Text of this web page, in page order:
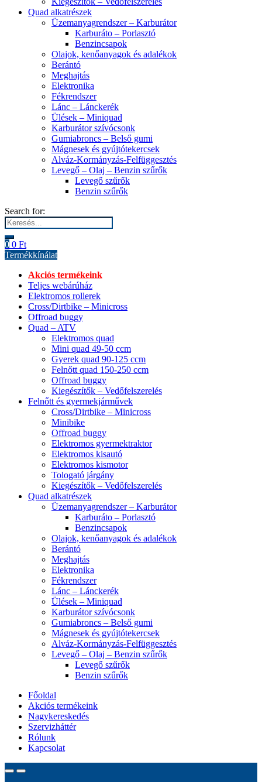
Quad alkatrészek
Üzemanyagrendszer – Karburátor
Karburáto – Porlasztó
Benzincsapok
Olajok, kenőanyagok és adalékok
Berántó
Meghajtás
Elektronika
Fékrendszer
Lánc – Lánckerék
Ülések – Miniquad
Karburátor szívócsonk
Gumiabroncs – Belső gumi
Mágnesek és gyújtótekercsek
Alváz-Kormányzás-Felfüggesztés
Levegő – Olaj – Benzin szűrők
Levegő szűrők
Benzin szűrők
Search for:
0 0 Ft
Termékkínálat
Akciós termékeink
Teljes webárúház
Elektromos rollerek
Cross/Dirtbike – Minicross
Offroad buggy
Quad – ATV
Elektromos quad
Mini quad 49-50 ccm
Gyerek quad 90-125 ccm
Felnőtt quad 150-250 ccm
Offroad buggy
Kiegészítők – Vedőfelszerelés
Felnőtt és gyermekjárművek
Cross/Dirtbike – Minicross
Minibike
Offroad buggy
Elektromos gyermektraktor
Elektromos kisautó
Elektromos kismotor
Tologató járgány
Kiegészítők – Vedőfelszerelés
Quad alkatrészek
Üzemanyagrendszer – Karburátor
Karburáto – Porlasztó
Benzincsapok
Olajok, kenőanyagok és adalékok
Berántó
Meghajtás
Elektronika
Fékrendszer
Lánc – Lánckerék
Ülések – Miniquad
Karburátor szívócsonk
Gumiabroncs – Belső gumi
Mágnesek és gyújtótekercsek
Alváz-Kormányzás-Felfüggesztés
Levegő – Olaj – Benzin szűrők
Levegő szűrők
Benzin szűrők
Főoldal
Akciós termékeink
Nagykereskedés
Szervizháttér
Rólunk
Kapcsolat